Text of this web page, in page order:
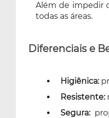
Além de impedir
todas as áreas.
Diferenciais e
Higiênica:
Resistente:
Segura: